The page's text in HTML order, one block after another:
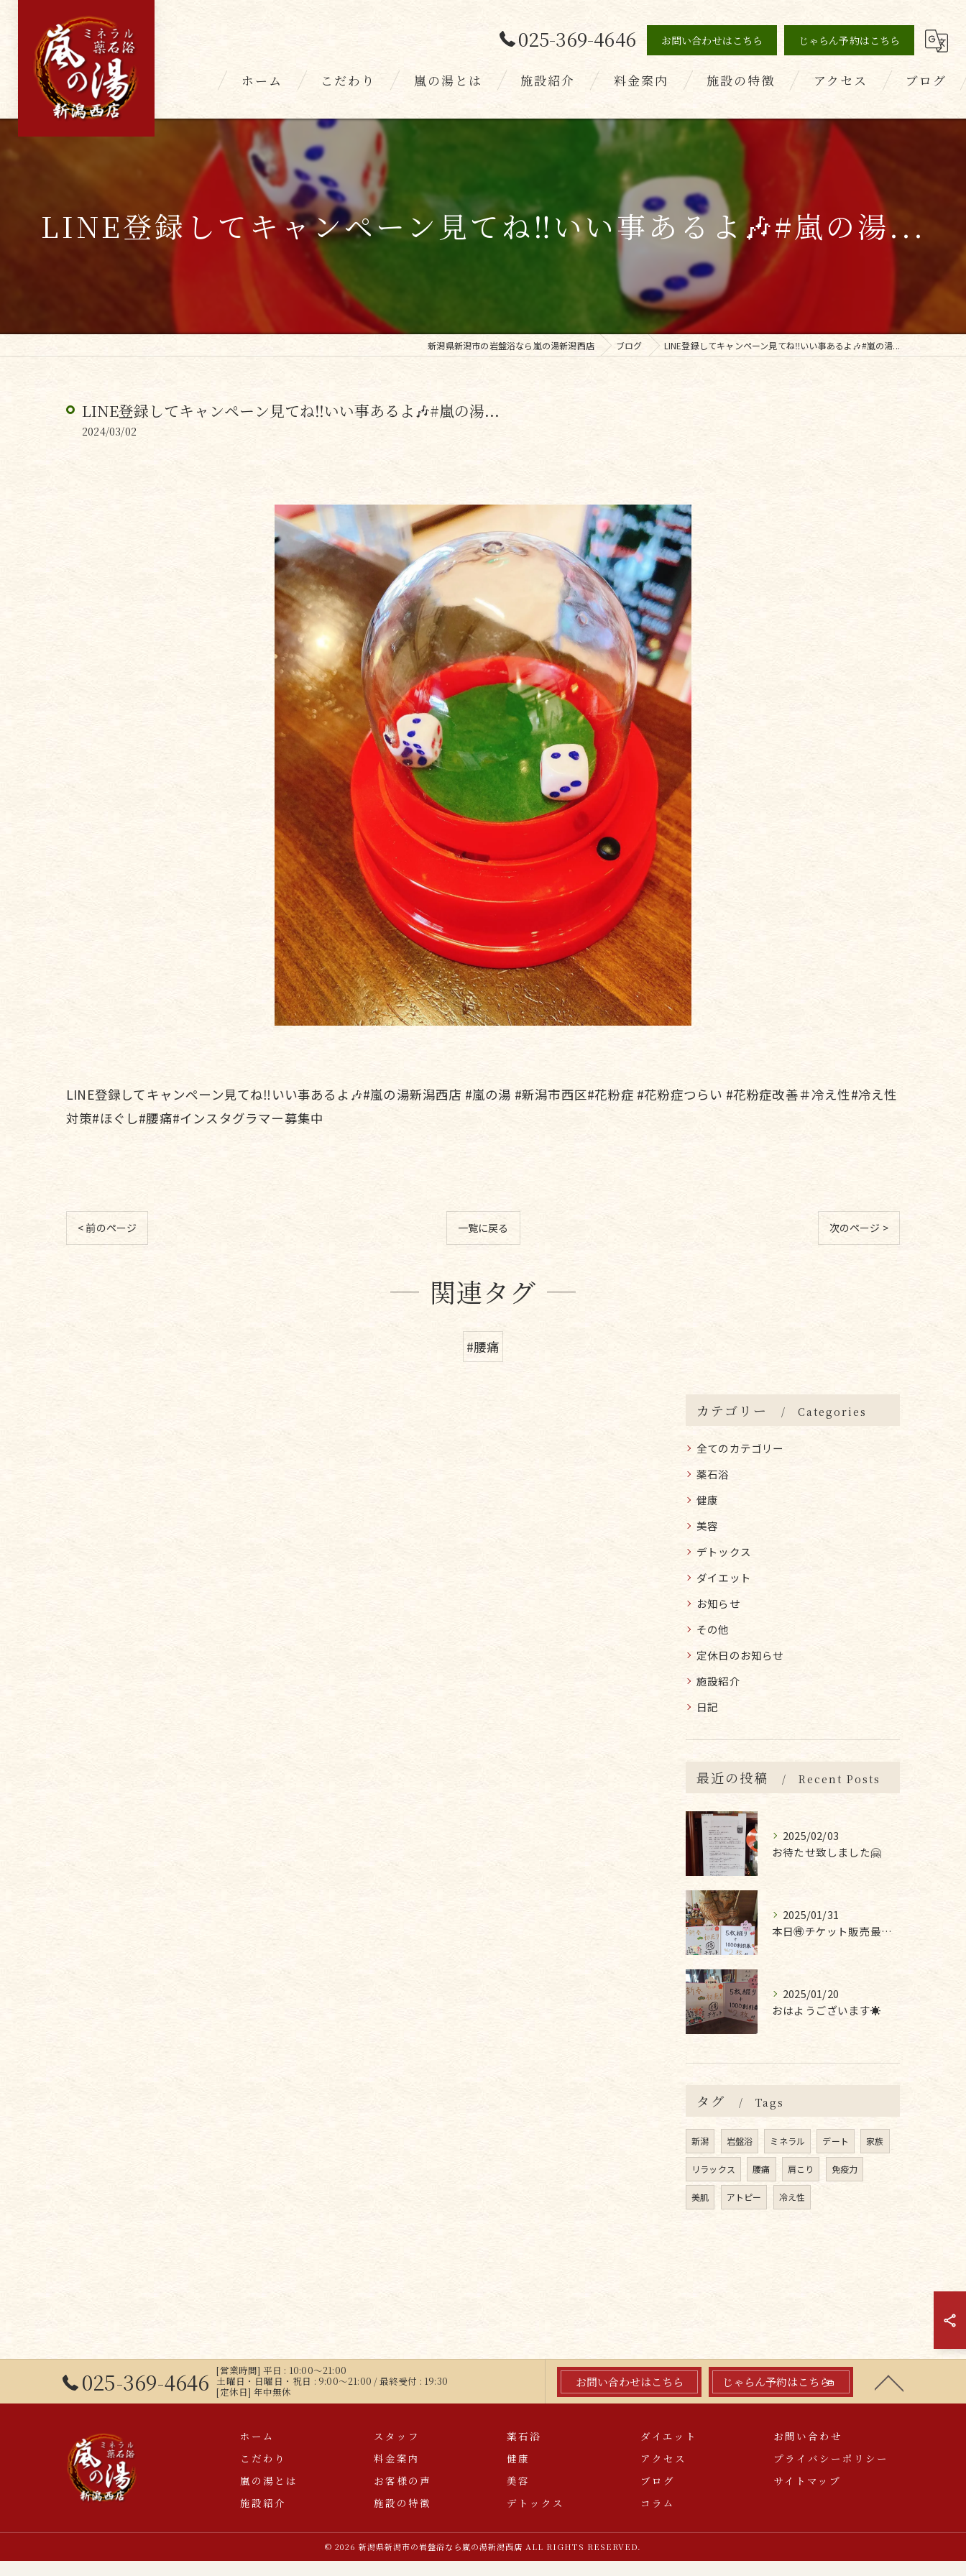
025-369-4646 お問い合わせはこちら じゃらん予約はこちら
ホーム こだわり 嵐の湯とは 施設紹介 料金案内
お客様の声
施設の特徴
薬石浴
美容
デトックス
ダイエット
アクセス ブログ
LINE登録してキャンペーン見てね‼️いい事あるよ🎶#嵐の湯...
新潟県新潟市の岩盤浴なら嵐の湯新潟西店 ブログ LINE登録してキャンペーン見てね‼️いい事あるよ🎶#嵐の湯...
LINE登録してキャンペーン見てね‼️いい事あるよ🎶#嵐の湯...
2024/03/02
LINE登録してキャンペーン見てね‼️いい事あるよ🎶#嵐の湯新潟西店 #嵐の湯 #新潟市西区#花粉症 #花粉症つらい #花粉症改善＃冷え性#冷え性
対策#ほぐし#腰痛#インスタグラマー募集中
< 前のページ 一覧に戻る 次のページ >
関連タグ
#腰痛
カテゴリー Categories
全てのカテゴリー
薬石浴
健康
美容
デトックス
ダイエット
お知らせ
その他
定休日のお知らせ
施設紹介
日記
最近の投稿 Recent Posts
2025/02/03
お待たせ致しました🤗
2025/01/31
本日🉐チケット販売最終日です❣
2025/01/20
おはようございます☀
タグ Tags
新潟 岩盤浴 ミネラル デート 家族
リラックス 腰痛 肩こり 免疫力
美肌 アトピー 冷え性
025-369-4646
[営業時間] 平日 : 10:00～21:00
土曜日・日曜日・祝日 : 9:00～21:00 / 最終受付 : 19:30
[定休日] 年中無休
お問い合わせはこちら じゃらん予約はこちら
ホーム
こだわり
嵐の湯とは
施設紹介
スタッフ
料金案内
お客様の声
施設の特徴
薬石浴
健康
美容
デトックス
ダイエット
アクセス
ブログ
コラム
お問い合わせ
プライバシーポリシー
サイトマップ
© 2026 新潟県新潟市の岩盤浴なら嵐の湯新潟西店 ALL RIGHTS RESERVED.